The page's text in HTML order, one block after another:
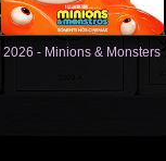
2026 - Minions & Monsters